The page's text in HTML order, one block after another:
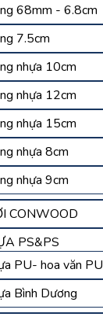
68mm - 6.8cm
7.5cm
nhựa 10cm
nhựa 12cm
nhựa 15cm
nhựa 8cm
nhựa 9cm
CONWOOD
PS&PS
PU- hoa văn PU
Bình Dương